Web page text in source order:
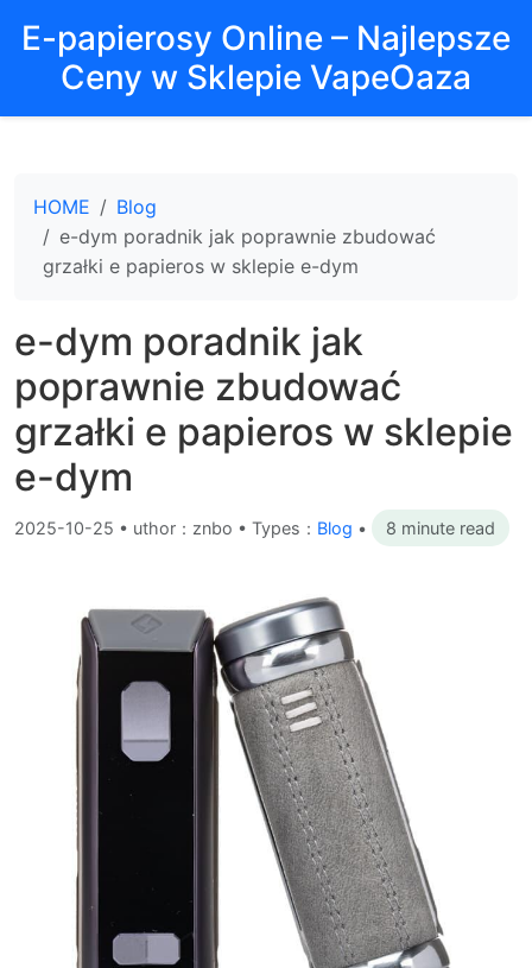
E-papierosy Online – Najlepsze
Ceny w Sklepie VapeOaza
HOME
Blog
e-dym poradnik jak poprawnie zbudować
grzałki e papieros w sklepie e-dym
e-dym poradnik jak
poprawnie zbudować
grzałki e papieros w sklepie
e-dym
2025-10-25 • uthor：znbo • Types： Blog • 8 minute read